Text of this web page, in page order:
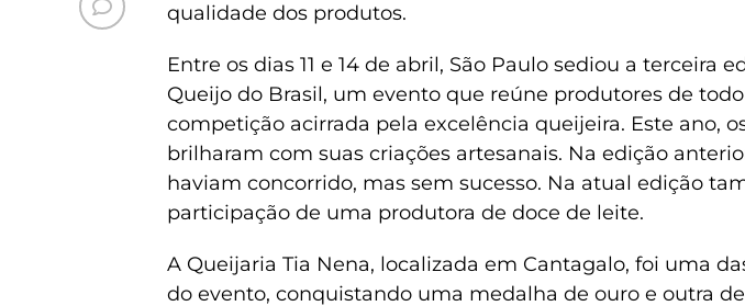
qualidade dos produtos.
Entre os dias 11 e 14 de abril, São Paulo sediou a terceira
Queijo do Brasil, um evento que reúne produtores de
competição acirrada pela excelência queijeira. Este ano,
brilharam com suas criações artesanais. Na edição
haviam concorrido, mas sem sucesso. Na atual edição
participação de uma produtora de doce de leite.
A Queijaria Tia Nena, localizada em Cantagalo, foi uma
do evento, conquistando uma medalha de ouro e outra